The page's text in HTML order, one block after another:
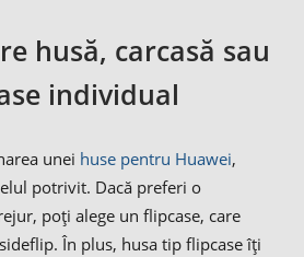
husă, carcasă sau
individual
unei huse pentru Huawei,
potrivit. Dacă preferi o
poți alege un flipcase, care
În plus, husa tip flipcase îți